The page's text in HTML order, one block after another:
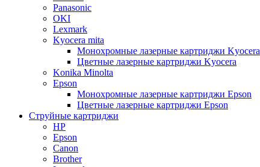
Panasonic
OKI
Lexmark
Kyocera mita
Монохромные лазерные картриджи Kyocera
Цветные лазерные картриджи Kyocera
Konika Minolta
Epson
Монохромные лазерные картриджи Epson
Цветные лазерные картриджи Epson
Струйные картриджи
HP
Epson
Canon
Brother